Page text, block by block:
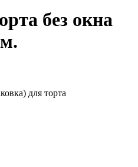
без окна
для торта